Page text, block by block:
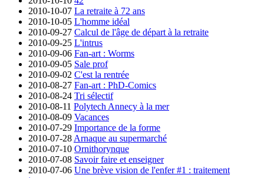
2010-10-07 La retraite à 72 ans
2010-10-05 L'homme idéal
2010-09-27 Calcul de l'âge de départ à la retraite
2010-09-25 L'intrus
2010-09-06 Fan-art : Worms
2010-09-05 Sale prof
2010-09-02 C'est la rentrée
2010-08-27 Fan-art : PhD-Comics
2010-08-24 Tri sélectif
2010-08-11 Polytech Annecy à la mer
2010-08-09 Vacances
2010-07-29 Importance de la forme
2010-07-28 Arnaque au supermarché
2010-07-10 Ornithorynque
2010-07-08 Savoir faire et enseigner
2010-07-06 Une brève vision de l'enfer #1 : traitement